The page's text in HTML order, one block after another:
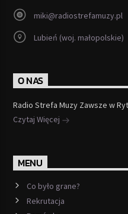
miki@radiostrefamuzy.pl
Lubień (woj. małopolskie)
O NAS
Radio Strefa Muzy Zawsze w
Czytaj Więcej
MENU
Co było grane?
Rekrutacja